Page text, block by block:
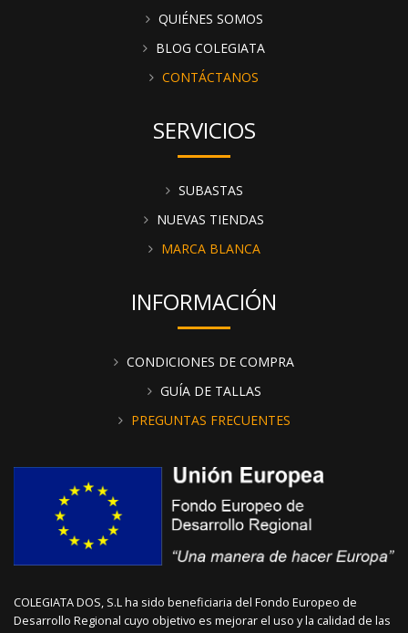
QUIÉNES SOMOS
BLOG COLEGIATA
CONTÁCTANOS
SERVICIOS
SUBASTAS
NUEVAS TIENDAS
MARCA BLANCA
INFORMACIÓN
CONDICIONES DE COMPRA
GUÍA DE TALLAS
PREGUNTAS FRECUENTES
COLEGIATA DOS, S.L ha sido beneficiaria del Fondo Europeo de
Desarrollo Regional cuyo objetivo es mejorar el uso y la calidad de las